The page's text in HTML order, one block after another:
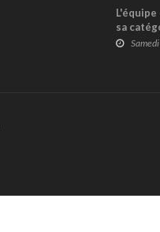
L'équipe
sa
Dhabi;